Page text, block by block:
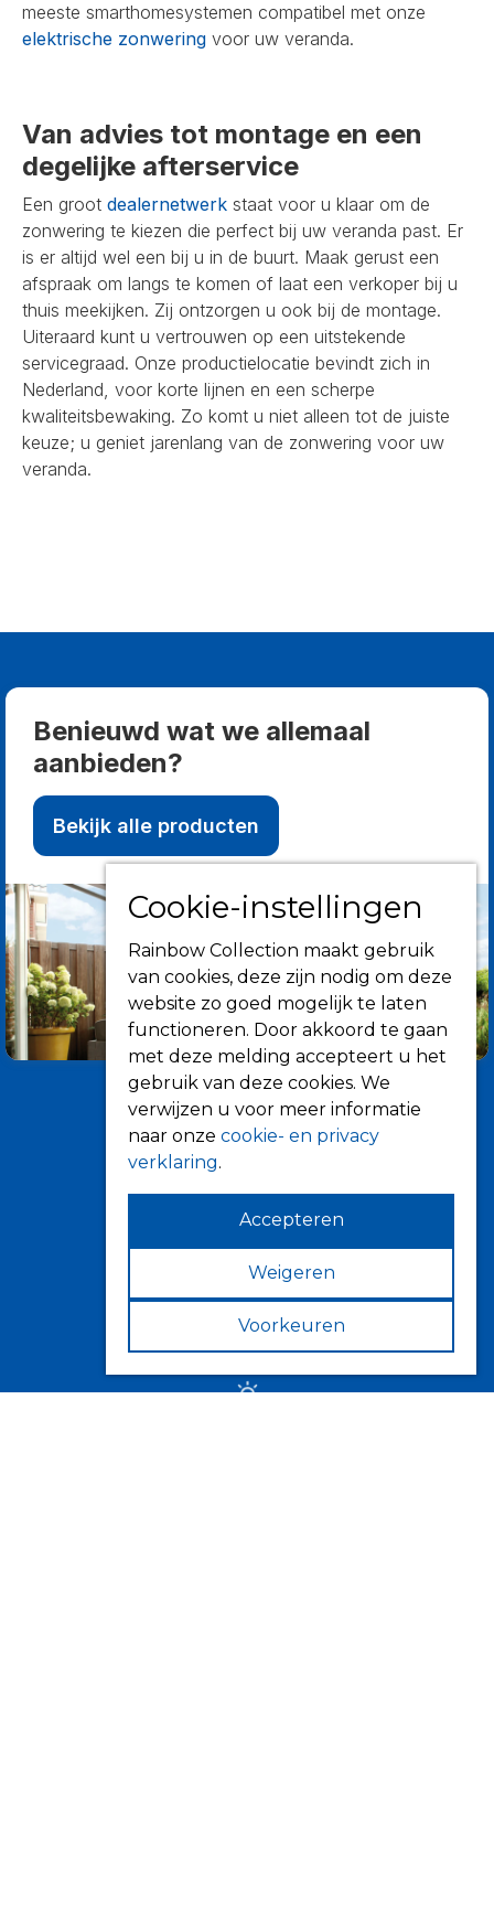
meeste smarthomesystemen compatibel met onze
elektrische zonwering voor uw veranda.
Van advies tot montage en een
degelijke afterservice
Een groot dealernetwerk staat voor u klaar om de
zonwering te kiezen die perfect bij uw veranda past. Er
is er altijd wel een bij u in de buurt. Maak gerust een
afspraak om langs te komen of laat een verkoper bij u
thuis meekijken. Zij ontzorgen u ook bij de montage.
Uiteraard kunt u vertrouwen op een uitstekende
servicegraad. Onze productielocatie bevindt zich in
Nederland, voor korte lijnen en een scherpe
kwaliteitsbewaking. Zo komt u niet alleen tot de juiste
keuze; u geniet jarenlang van de zonwering voor uw
veranda.
Benieuwd wat we allemaal
aanbieden?
Bekijk alle producten
Informatie
Over ons
Tips
Verkooppunten
Cookie-instellingen
Rainbow Collection maakt gebruik
van cookies, deze zijn nodig om deze
website zo goed mogelijk te laten
functioneren. Door akkoord te gaan
met deze melding accepteert u het
gebruik van deze cookies. We
verwijzen u voor meer informatie
naar onze cookie- en privacy
verklaring.
Accepteren
Weigeren
Voorkeuren